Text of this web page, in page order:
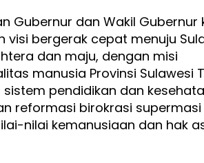
Gubernur dan Wakil Gubernur
visi bergerak cepat menuju
dan maju, dengan misi
manusia Provinsi Sulawesi
pendidikan dan
reformasi birokrasi supermasi
nilai kemanusiaan dan hak